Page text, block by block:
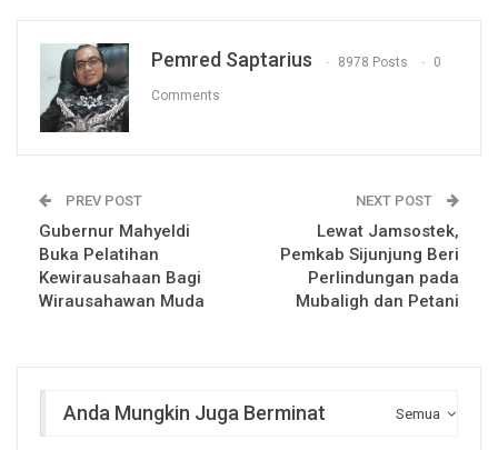
Pemred Saptarius 8978 Posts 0
Comments
PREV POST
Gubernur Mahyeldi
Buka Pelatihan
Kewirausahaan Bagi
Wirausahawan Muda
NEXT POST
Lewat Jamsostek,
Pemkab Sijunjung Beri
Perlindungan pada
Mubaligh dan Petani
Semua
Anda Mungkin Juga Berminat